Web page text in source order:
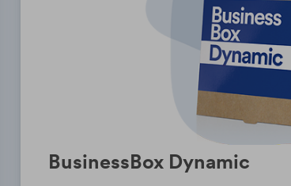
BusinessBox Dynamic